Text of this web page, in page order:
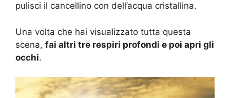
pulisci il cancellino con dell’acqua cristallina.
Una volta che hai visualizzato tutta questa
scena, fai altri tre respiri profondi e poi apri gli
occhi.